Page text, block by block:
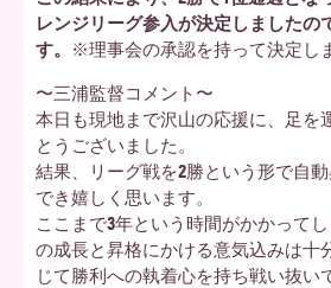
レンジリーグ参入が決定しましたの
す。
※理事会の承認を持って決定し
〜三浦監督コメント〜
本日も現地まで沢山の応援に、足を
とうございました。
結果、リーグ戦を2勝という形で自
でき嬉しく思います。
ここまで3年という時間がかかって
の成長と昇格にかける意気込みは十
じて勝利への執着心を持ち戦い抜い